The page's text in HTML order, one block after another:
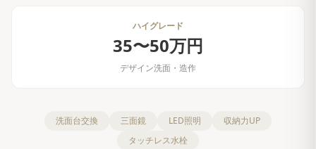
ハイグレード
35〜50万円
デザイン洗面・造作
洗面台交換 三面鏡 LED照明
収納力UP
タッチレス水栓